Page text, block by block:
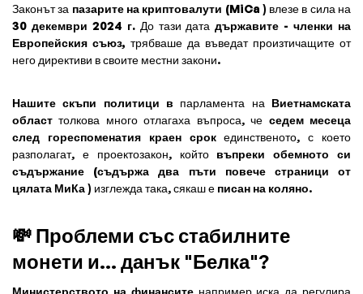
Законът за пазарите на криптовалути (MiCa ) влезе в сила на
30 декември 2024 г.До тази датадържавите - членки на
Европейския съюз, трябваше да въведат произтичащите от
него директиви в своите местни закони.
Нашите скъпи политици в парламента на Виетнамската
област толкова много отлагаха въпроса, че седем месеца
след гореспоменатия краен срокединственото, с което
разполагат, е проектозакон, който въпреки обемното си
съдържание (съдържа два пъти повече страници от
цялата МиКа) изглежда така, сякаш е писан на коляно.
💸 Проблеми със стабилните
монети и... данък "Белка"?